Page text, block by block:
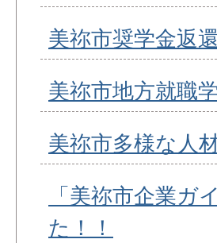
美祢市奨学金返
美祢市地方就職
美祢市多様な人
「美祢市企業
た！！